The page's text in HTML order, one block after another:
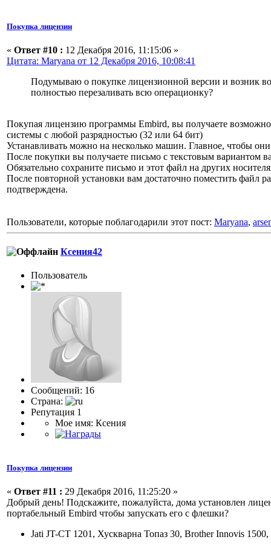
Покупка лицензии
« Ответ #10 : 12 Декабря 2016, 11:15:06 »
Цитата: Maryana от 12 Декабря 2016, 10:08:41
Подумываю о покупке лицензионной версии и возник
полностью перезаливать всю операционку?
Покупая лицензию программы Embird, вы получаете
системы с любой разрядностью (32 или 64 бит)
Устанавливать можно на несколько машин. Главное, чтобы
После покупки вы получаете письмо с текстовым вариантом
Обязательно сохраните письмо и этот файл на других
После повторной установки вам достаточно поместить файл
подтверждена.
Пользователи, которые поблагодарили этот пост: Maryana,
Ксения42
Пользоватeль
Сообщений: 16
Страна:
Репутация 1
Мое имя: Ксения
Покупка лицензии
« Ответ #11 : 29 Декабря 2016, 11:25:20 »
Добрый день! Подскажите, пожалуйста, дома установлен
портабельный Embird чтобы запускать его с флешки?
Jati JT-CT 1201, Хускварна Топаз 30, Brother Innovis